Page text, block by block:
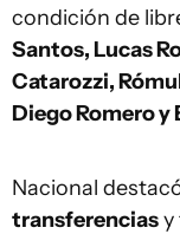
condición de
Santos, Lucas
Catarozzi,
Diego Romero y
Nacional
transferenciasy